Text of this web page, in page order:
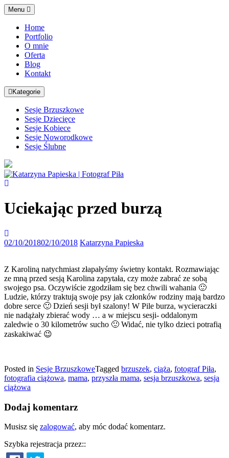
Skip
to
content
Menu
Home
Portfolio
O mnie
Oferta
Blog
Kontakt
Kategorie
Sesje Brzuszkowe
Sesje Dziecięce
Sesje Kobiece
Sesje Noworodkowe
Sesje Ślubne
na
prezent
Uciekając przed burzą
sesje
na
lata
02/10/201802/10/2018 Katarzyna Papieska
Z Karoliną natychmiast złapałyśmy świetny kontakt. Rozmawiając
ze mną przed sesją Karolina zapytała, czy może zabrać ze sobą
swojego psa. Oczywiście zgodziłam się bez chwili wahania 🙂
Ludzie, którzy traktują swoje psy jak członków rodziny mają bardzo
dobre serce 🙂 Dzień sesji był szalony! W Pile burza, wycieraczki
nie nadążały zbierać wody … a w miejscu sesji- oddalonym
zaledwie o 30 kilometrów sucho 🙂 Widać, nie tylko dzieci potrafią
zaskakiwać 😉
Posted in Sesje BrzuszkoweTagged brzuszek, ciąża, fotograf Piła,
fotografia ciążowa, mama, przyszła mama, sesja brzuszkowa, sesja
ciążowa
Dodaj komentarz
Musisz się zalogować, aby móc dodać komentarz.
Szybka rejestracja przez::